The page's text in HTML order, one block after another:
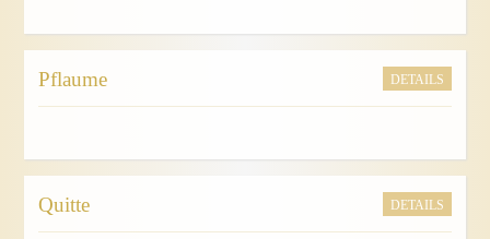
Pflaume DETAILS
Quitte DETAILS